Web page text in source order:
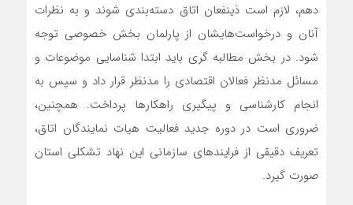
دهم، لازم است ذینفعان اتاق دسته‌بندی شوند و به نظرات
آنان و درخواست‌هایشان از پارلمان بخش خصوصی توجه
شود. در بخش مطالبه گری باید ابتدا شناسایی موضوعات و
مسائل مدنظر فعالان اقتصادی را مدنظر قرار داد و سپس به
انجام کارشناسی و پیگیری راهکارها پرداخت. همچنین،
ضروری است در دوره جدید فعالیت هیات نمایندگان اتاق،
تعریف دقیقی از فرایندهای سازمانی این نهاد تشکلی استان
صورت گیرد.